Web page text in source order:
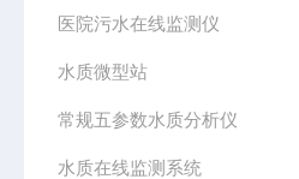
医院污水在线监测仪
水质微型站
常规五参数水质分析仪
水质在线监测系统